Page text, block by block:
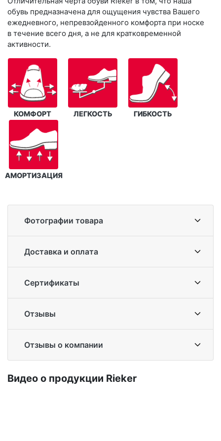
обувь предназначена для ощущения чувства Вашего
ежедневного, непревзойденного комфорта при носке
в течение всего дня, а не для кратковременной
активности.
КОМФОРТ ЛЕГКОСТЬ ГИБКОСТЬ
АМОРТИЗАЦИЯ
Фотографии товара
Доставка и оплата
Сертификаты
Отзывы
Отзывы о компании
Ви­део о про­дук­ции Ri­eker